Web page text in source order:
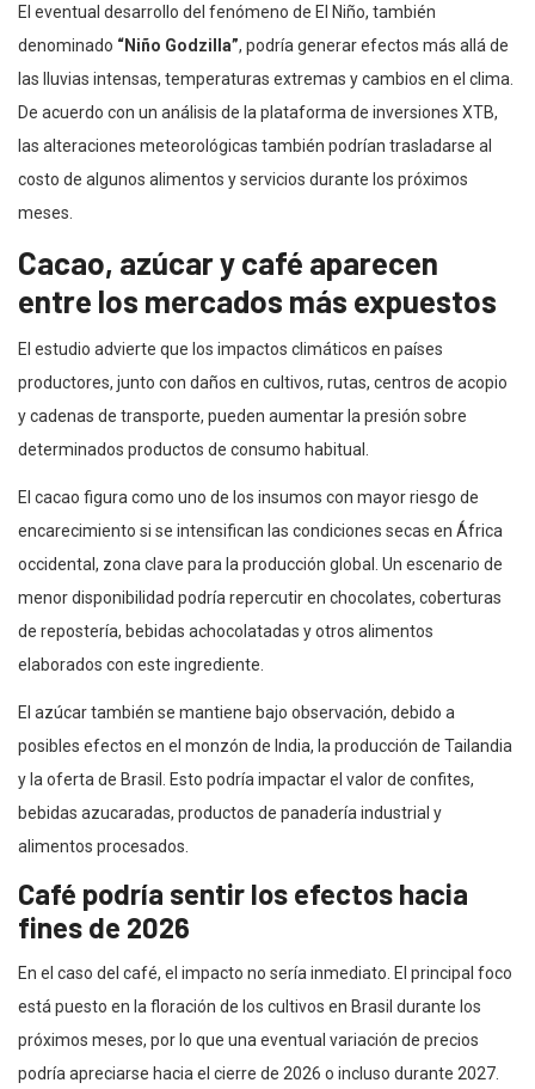
El eventual desarrollo del fenómeno de El Niño, también
denominado “Niño Godzilla”, podría generar efectos más allá de
las lluvias intensas, temperaturas extremas y cambios en el clima.
De acuerdo con un análisis de la plataforma de inversiones XTB,
las alteraciones meteorológicas también podrían trasladarse al
costo de algunos alimentos y servicios durante los próximos
meses.
Cacao, azúcar y café aparecen
entre los mercados más expuestos
El estudio advierte que los impactos climáticos en países
productores, junto con daños en cultivos, rutas, centros de acopio
y cadenas de transporte, pueden aumentar la presión sobre
determinados productos de consumo habitual.
El cacao figura como uno de los insumos con mayor riesgo de
encarecimiento si se intensifican las condiciones secas en África
occidental, zona clave para la producción global. Un escenario de
menor disponibilidad podría repercutir en chocolates, coberturas
de repostería, bebidas achocolatadas y otros alimentos
elaborados con este ingrediente.
El azúcar también se mantiene bajo observación, debido a
posibles efectos en el monzón de India, la producción de Tailandia
y la oferta de Brasil. Esto podría impactar el valor de confites,
bebidas azucaradas, productos de panadería industrial y
alimentos procesados.
Café podría sentir los efectos hacia
fines de 2026
En el caso del café, el impacto no sería inmediato. El principal foco
está puesto en la floración de los cultivos en Brasil durante los
próximos meses, por lo que una eventual variación de precios
podría apreciarse hacia el cierre de 2026 o incluso durante 2027.